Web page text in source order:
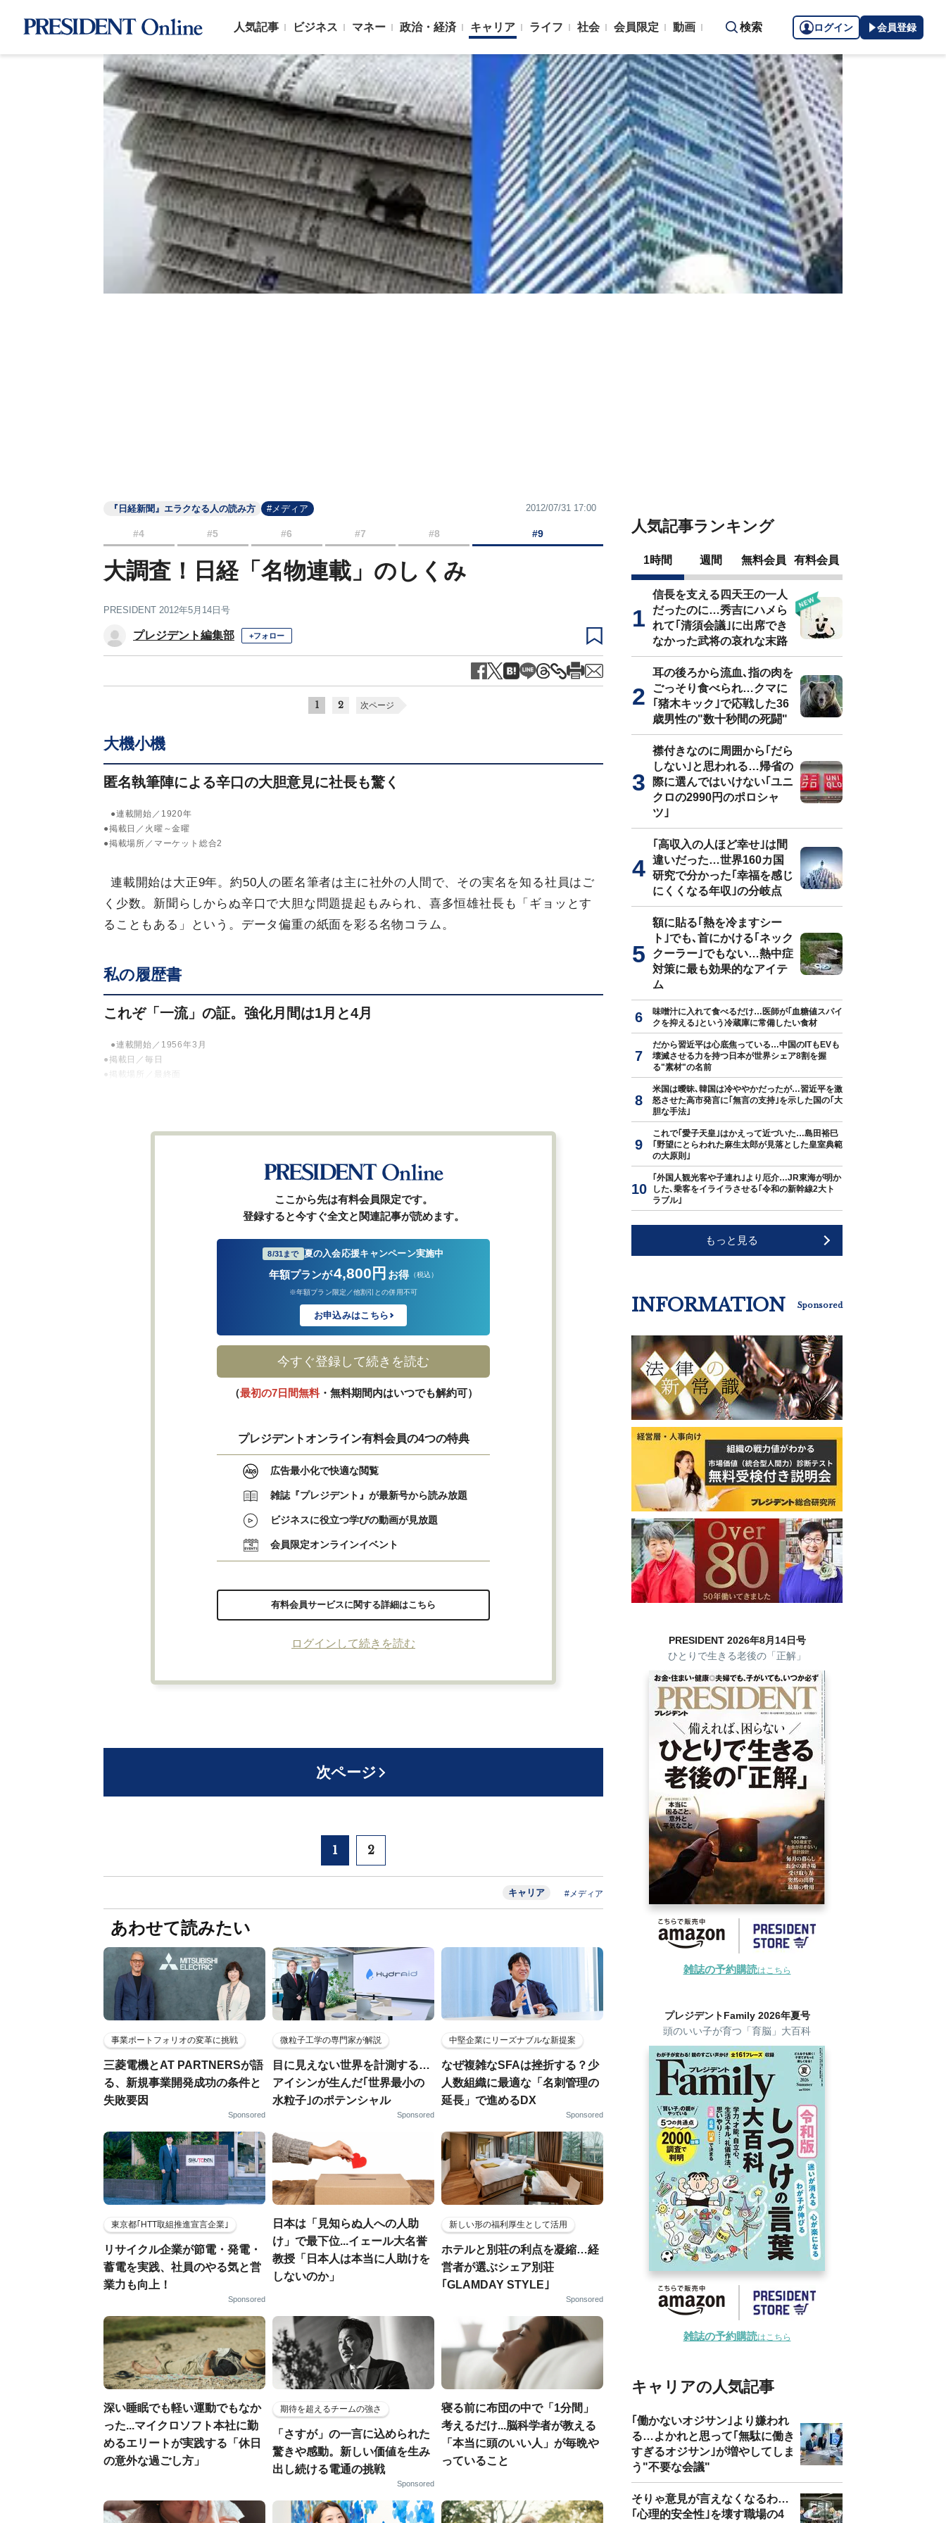
人気記事 ビジネス マネー 政治・経済 キャリア ライフ 社会 会員限定 動画 検索 ログイン 会員登録
『日経新聞』エラクなる人の読み方 #メディア 2012/07/31 17:00
#4 #5 #6 #7 #8 #9
大調査！日経「名物連載」のしくみ
PRESIDENT 2012年5月14日号
プレジデント編集部 +フォロー
1 2 次ページ
大機小機
匿名執筆陣による辛口の大胆意見に社長も驚く
●連載開始／1920年
●掲載日／火曜～金曜
●掲載場所／マーケット総合2
連載開始は大正9年。約50人の匿名筆者は主に社外の人間で、その実名を知る社員はご
く少数。新聞らしからぬ辛口で大胆な問題提起もみられ、喜多恒雄社長も「ギョッとす
ることもある」という。データ偏重の紙面を彩る名物コラム。
私の履歴書
これぞ「一流」の証。強化月間は1月と4月
●連載開始／1956年3月
●掲載日／毎日
●掲載場所／最終面
ここから先は有料会員限定です。
登録すると今すぐ全文と関連記事が読めます。
8/31まで 夏の入会応援キャンペーン実施中
年額プランが4,800円 お得 （税込）
※年額プラン限定／他割引との併用不可
お申込みはこちら
今すぐ登録して続きを読む
（最初の7日間無料・無料期間内はいつでも解約可）
プレジデントオンライン有料会員の4つの特典
広告最小化で快適な閲覧
雑誌『プレジデント』が最新号から読み放題
ビジネスに役立つ学びの動画が見放題
会員限定オンラインイベント
有料会員サービスに関する詳細はこちら
ログインして続きを読む
次ページ
1 2
キャリア #メディア
あわせて読みたい
事業ポートフォリオの変革に挑戦
三菱電機とAT PARTNERSが語
る、新規事業開発成功の条件と
失敗要因
Sponsored
微粒子工学の専門家が解説
目に見えない世界を計測する…
アイシンが生んだ｢世界最小の
水粒子｣のポテンシャル
Sponsored
中堅企業にリーズナブルな新提案
なぜ複雑なSFAは挫折する？少
人数組織に最適な「名刺管理の
延長」で進めるDX
Sponsored
東京都｢HTT取組推進宣言企業｣
リサイクル企業が節電・発電・
蓄電を実践、社員のやる気と営
業力も向上！
Sponsored
日本は「見知らぬ人への人助
け」で最下位...イェール大名誉
教授「日本人は本当に人助けを
しないのか」
新しい形の福利厚生として活用
ホテルと別荘の利点を凝縮…経
営者が選ぶシェア別荘
｢GLAMDAY STYLE｣
Sponsored
深い睡眠でも軽い運動でもなか
った...マイクロソフト本社に勤
めるエリートが実践する「休日
の意外な過ごし方」
期待を超えるチームの強さ
「さすが」の一言に込められた
驚きや感動。新しい価値を生み
出し続ける電通の挑戦
Sponsored
寝る前に布団の中で「1分間」
考えるだけ...脳科学者が教える
「本当に頭のいい人」が毎晩や
っていること
人気記事ランキング
1時間 週間 無料会員 有料会員
信長を支える四天王の一人
だったのに…秀吉にハメら
れて｢清須会議｣に出席でき
なかった武将の哀れな末路
耳の後ろから流血､指の肉を
ごっそり食べられ…クマに
｢猪木キック｣で応戦した36
歳男性の"数十秒間の死闘"
襟付きなのに周囲から｢だら
しない｣と思われる…帰省の
際に選んではいけない｢ユニ
クロの2990円のポロシャ
ツ｣
｢高収入の人ほど幸せ｣は間
違いだった…世界160カ国
研究で分かった｢幸福を感じ
にくくなる年収｣の分岐点
額に貼る｢熱を冷ますシー
ト｣でも､首にかける｢ネック
クーラー｣でもない…熱中症
対策に最も効果的なアイテ
ム
味噌汁に入れて食べるだけ…医師が｢血糖値スパイ
クを抑える｣という冷蔵庫に常備したい食材
だから習近平は心底焦っている…中国のITもEVも
壊滅させる力を持つ日本が世界シェア8割を握
る"素材"の名前
米国は曖昧､韓国は冷ややかだったが…習近平を激
怒させた高市発言に｢無言の支持｣を示した国の｢大
胆な手法｣
これで｢愛子天皇｣はかえって近づいた…島田裕巳
｢野望にとらわれた麻生太郎が見落とした皇室典範
の大原則｣
｢外国人観光客や子連れ｣より厄介…JR東海が明か
した､乗客をイライラさせる｢令和の新幹線2大ト
ラブル｣
もっと見る
INFORMATION Sponsored
PRESIDENT 2026年8月14日号
ひとりで生きる老後の「正解」
雑誌の予約購読はこちら
プレジデントFamily 2026年夏号
頭のいい子が育つ「育脳」大百科
雑誌の予約購読はこちら
キャリアの人気記事
｢働かないオジサン｣より嫌われ
る…よかれと思って｢無駄に働き
すぎるオジサン｣が増やしてしま
う"不要な会議"
そりゃ意見が言えなくなるわ…
｢心理的安全性｣を壊す職場の4